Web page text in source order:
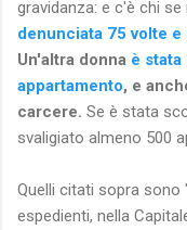
gravidanza: e c'è chi
denunciata 75 volte
Un'altra donna è
appartamento, e
carcere. Se è stata
svaligiato almeno 500
Quelli citati sopra sono
espedienti, nella